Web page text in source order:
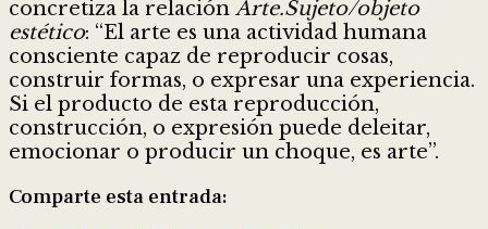
concretiza la relación Arte.Sujeto/objeto
estético: “El arte es una actividad humana
consciente capaz de reproducir cosas,
construir formas, o expresar una experiencia.
Si el producto de esta reproducción,
construcción, o expresión puede deleitar,
emocionar o producir un choque, es arte”.
Comparte esta entrada: